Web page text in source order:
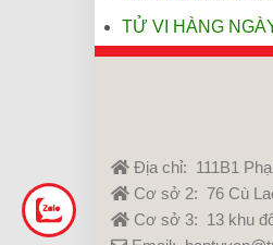
TỬ VI HÀNG
Địa chỉ: 111B1
Cơ sở 2: 76 Cù
Cơ sở 3: 13 khu